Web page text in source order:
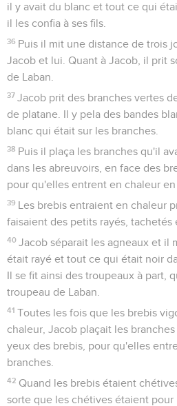
il y avait du blanc et tout ce qui
il les confia à ses fils.
36 Puis il mit une distance de trois
Jacob et lui. Quant à Jacob, il prit
de Laban.
37 Jacob prit des branches vertes
de platane. Il y pela des bandes
blanc qui était sur les branches.
38 Puis il plaça les branches qu'il
dans les abreuvoirs, en face des
pour qu'elles entrent en chaleur en
39 Les brebis entraient en chaleur
faisaient des petits rayés, tachetés
40 Jacob séparait les agneaux et il
était rayé et tout ce qui était noir
Il se fit ainsi des troupeaux à part,
troupeau de Laban.
41 Toutes les fois que les brebis
chaleur, Jacob plaçait les
yeux des brebis, pour qu'elles
branches.
42 Quand les brebis étaient
sorte que les chétives étaient pour